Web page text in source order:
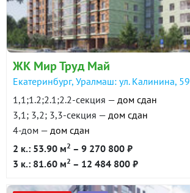
ЖК Мир Труд Май
Екатеринбург, Уралмаш: ул. Калинина, 59
1,1;1.2;2.1;2.2-секция — дом сдан
3,1; 3,2; 3,3-секция — дом сдан
4-дом — дом сдан
2 к.: 53.90 м2 – 9 270 800 ₽
3 к.: 81.60 м2 – 12 484 800 ₽